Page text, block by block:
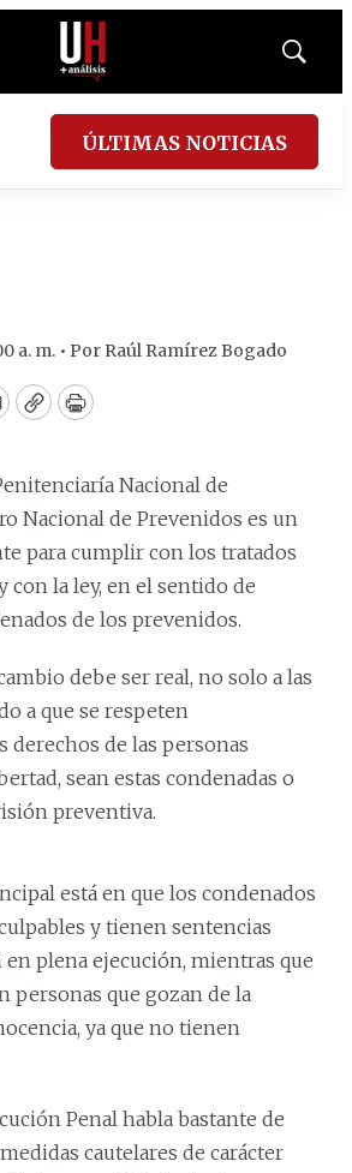
Mostrar
ÚLTIMAS NOTICIAS
a. m. • Por Raúl Ramírez Bogado
CopyPrint
Nacional de
Nacional de Prevenidos es un
para cumplir con los tratados
con la ley, en el sentido de
de los prevenidos.
debe ser real, no solo a las
a que se respeten
derechos de las personas
sean estas condenadas o
preventiva.
está en que los condenados
y tienen sentencias
plena ejecución, mientras que
personas que gozan de la
ya que no tienen
Penal habla bastante de
cautelares de carácter